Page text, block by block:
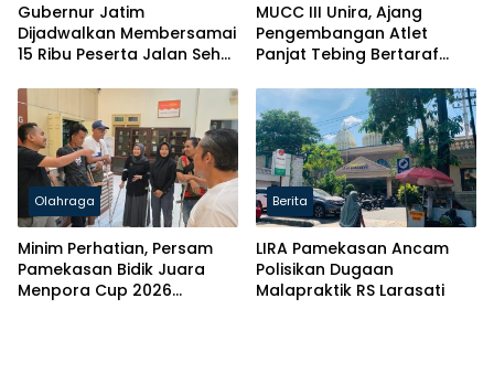
Gubernur Jatim
Dijadwalkan Membersamai
15 Ribu Peserta Jalan Sehat
MUCC III Unira, Ajang
Pengembangan Atlet
Panjat Tebing Bertaraf
Olahraga
Minim Perhatian, Persam
Pamekasan Bidik Juara
Menpora Cup 2026
Berita
LIRA Pamekasan Ancam
Polisikan Dugaan
Malapraktik RS Larasati